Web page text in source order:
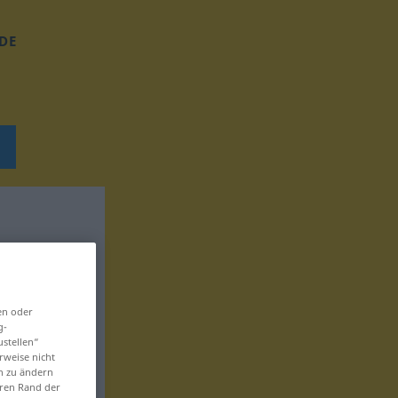
DE
oder
nicht
zu ändern
Rand der